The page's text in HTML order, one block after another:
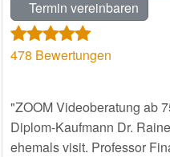
Termin vereinbaren
478 Bewertungen
"ZOOM Videoberatung ab
Diplom-Kaufmann Dr.
ehemals visit. Professor